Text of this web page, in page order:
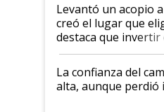
Levantó un acopio
creó el lugar que
destaca que invertir
kirchnerismo era
plata a un hijo para
Juan Félix Rossetti,
que de una dura
La confianza del
alta, aunque perdió